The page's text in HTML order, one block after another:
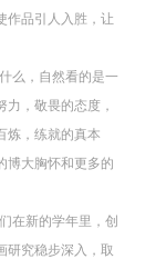
作品引人入胜 ，让
么 ， 自然看的是一
力 ， 敬畏的态度 ，
炼，练就的真本
博大胸怀和更多的
在新的学年里，创
研究稳步深入，取